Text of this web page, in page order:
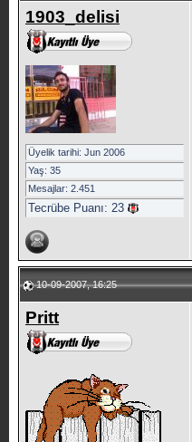
1903_delisi
Üyelik tarihi: Jun 2006
Yaş: 35
Mesajlar: 2.451
Tecrübe Puanı: 23
10-09-2007, 16:25
Pritt